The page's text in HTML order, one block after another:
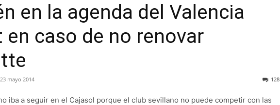
en la agenda del Valencia
en caso de no renovar
23 mayo 2014 128
iba a seguir en el Cajasol porque el club sevillano no puede competir con las